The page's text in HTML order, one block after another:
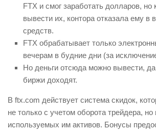
FTX и смог заработать долларов, но
вывести их, контора отказала ему в
средств.
FTX обрабатывает только
вечерам в будние дни (за
Но деньги отсюда можно вывести,
биржи доходят.
В ftx.com действует система скидок,
не только с учетом оборота трейдера, но
используемых им активов. Бонусы